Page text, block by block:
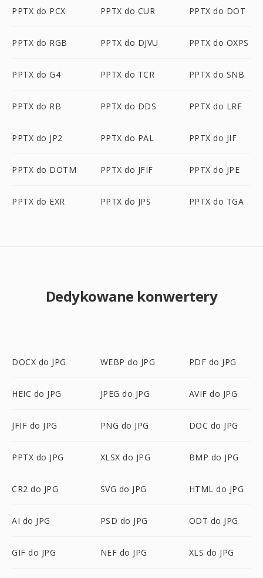
PPTX do PCX PPTX do CUR PPTX do DOT
PPTX do RGB PPTX do DJVU PPTX do OXPS
PPTX do G4 PPTX do TCR PPTX do SNB
PPTX do RB PPTX do DDS PPTX do LRF
PPTX do JP2 PPTX do PAL PPTX do JIF
PPTX do DOTM PPTX do JFIF PPTX do JPE
PPTX do EXR PPTX do JPS PPTX do TGA
Dedykowane konwertery
DOCX do JPG WEBP do JPG PDF do JPG
HEIC do JPG JPEG do JPG AVIF do JPG
JFIF do JPG PNG do JPG DOC do JPG
PPTX do JPG XLSX do JPG BMP do JPG
CR2 do JPG SVG do JPG HTML do JPG
AI do JPG PSD do JPG ODT do JPG
GIF do JPG NEF do JPG XLS do JPG